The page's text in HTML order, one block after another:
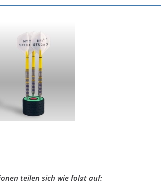
teilen sich wie folgt auf: